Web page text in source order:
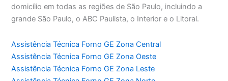
domicílio em todas as regiões de São Paulo, incluindo a
grande São Paulo, o ABC Paulista, o Interior e o Litoral.
Assistência Técnica Forno GE Zona Central
Assistência Técnica Forno GE Zona Oeste
Assistência Técnica Forno GE Zona Leste